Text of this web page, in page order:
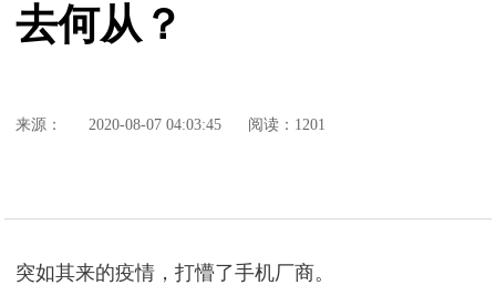
去何从？
来源： 2020-08-07 04:03:45 阅读：1201
突如其来的疫情，打懵了手机厂商。